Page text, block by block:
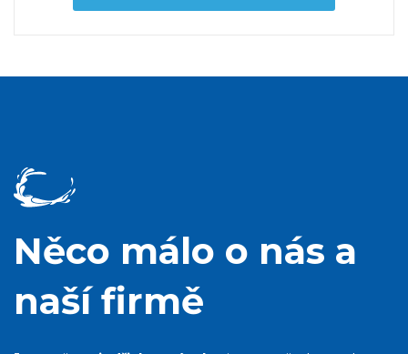
Něco málo o nás a
naší firmě